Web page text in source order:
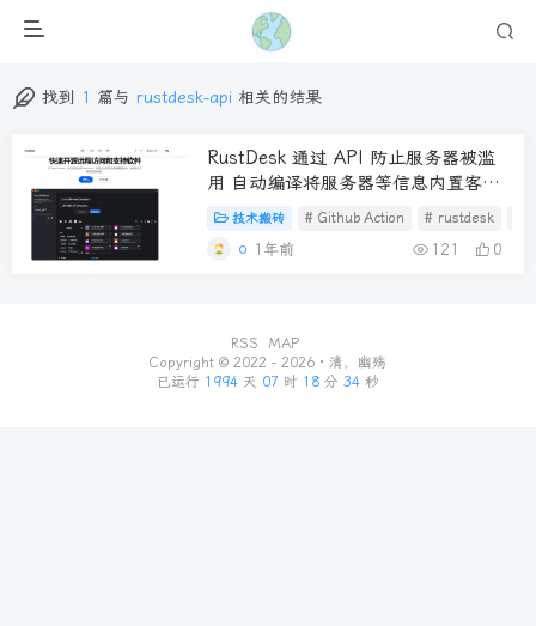
找到 1 篇与 rustdesk-api 相关的结果
RustDesk 通过 API 防止服务器被滥
用 自动编译将服务器等信息内置客户
端
技术搬砖 # Github Action # rustdesk
1年前 121 0
RSS
MAP
Copyright © 2022 - 2026 · 清，幽殇
已运行 1994 天 07 时 18 分 34 秒